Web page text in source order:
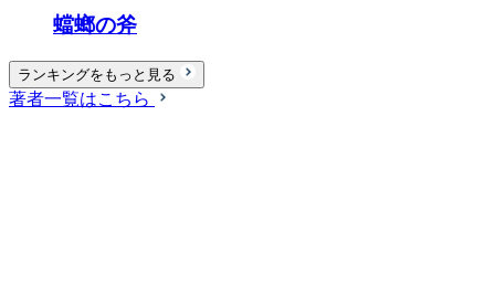
蟷螂の斧
ランキングをもっと見る
著者一覧はこちら